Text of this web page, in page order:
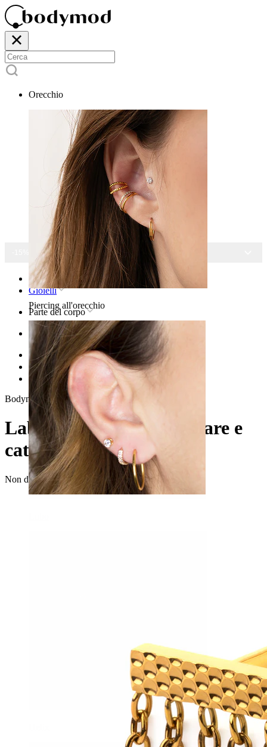
Orecchio
Piercing all'orecchio
-15% SU TUTTI I GIOIELLI
Home
Gioielli
Parte del corpo
Orecchio
Helix
Gioielli in titanio per piercing helix
Labret con top rettangolare e catenelle
Bodymod Trend
Labret con top rettangolare e
catenelle
Non disponibile